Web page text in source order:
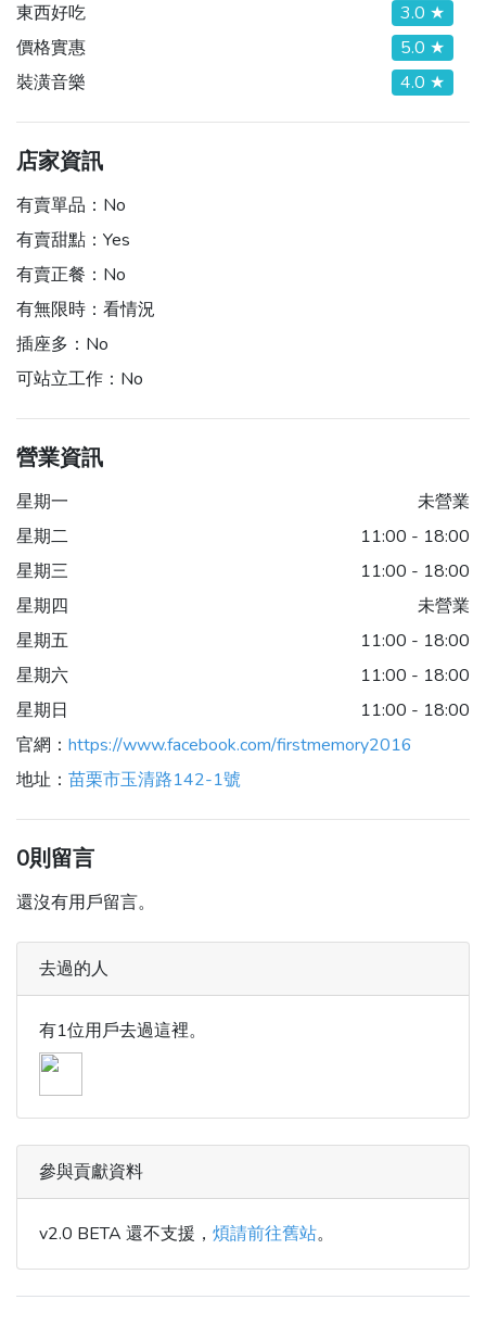
東西好吃
3.0 ★
價格實惠
5.0 ★
裝潢音樂
4.0 ★
店家資訊
有賣單品： No
有賣甜點： Yes
有賣正餐： No
有無限時： 看情況
插座多： No
可站立工作： No
營業資訊
星期一
未營業
星期二
11:00 - 18:00
星期三
11:00 - 18:00
星期四
未營業
星期五
11:00 - 18:00
星期六
11:00 - 18:00
星期日
11:00 - 18:00
官網： https://www.facebook.com/firstmemory2016
地址： 苗栗市玉清路142-1號
0則留言
還沒有用戶留言。
去過的人
有1位用戶去過這裡。
參與貢獻資料
v2.0 BETA 還不支援， 煩請前往舊站。